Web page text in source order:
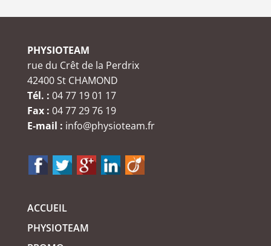
PHYSIOTEAM
rue du Crêt de la Perdrix
42400 St CHAMOND
Tél. : 04 77 19 01 17
Fax : 04 77 29 76 19
E-mail : info@physioteam.fr
ACCUEIL
PHYSIOTEAM